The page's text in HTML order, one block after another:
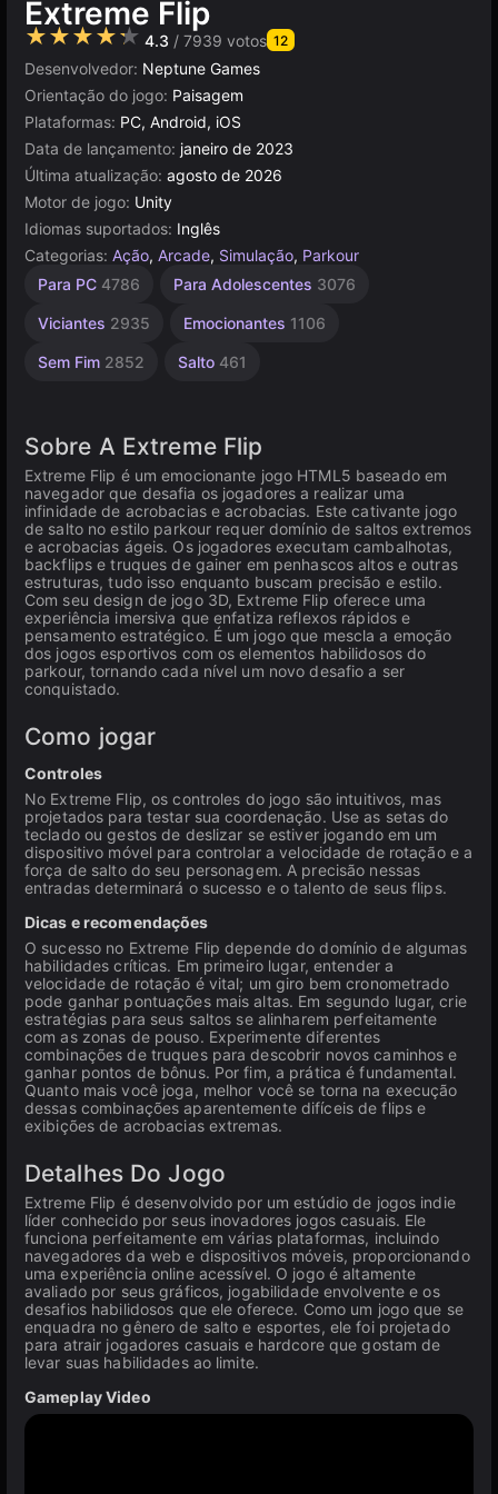
Extreme Flip
★★★★★ 4.3 / 7939 votos 12
Desenvolvedor: Neptune Games
Orientação do jogo: Paisagem
Plataformas: PC, Android, iOS
Data de lançamento: janeiro de 2023
Última atualização: agosto de 2026
Motor de jogo: Unity
Idiomas suportados: Inglês
Categorias: Ação, Arcade, Simulação, Parkour
Para PC 4786 Para Adolescentes 3076
Viciantes 2935 Emocionantes 1106
Sem Fim 2852 Salto 461
Agilidade
Mesa e
5172
De 1
4125
IndieAlta
3571
Simples
Navegador
Unity
3177
Sobre A Extreme Flip
Extreme Flip é um emocionante jogo HTML5 baseado em
navegador que desafia os jogadores a realizar uma
infinidade de acrobacias e acrobacias. Este cativante jogo
de salto no estilo parkour requer domínio de saltos extremos
e acrobacias ágeis. Os jogadores executam cambalhotas,
backflips e truques de gainer em penhascos altos e outras
estruturas, tudo isso enquanto buscam precisão e estilo.
Com seu design de jogo 3D, Extreme Flip oferece uma
experiência imersiva que enfatiza reflexos rápidos e
pensamento estratégico. É um jogo que mescla a emoção
dos jogos esportivos com os elementos habilidosos do
parkour, tornando cada nível um novo desafio a ser
conquistado.
Como jogar
Controles
No Extreme Flip, os controles do jogo são intuitivos, mas
projetados para testar sua coordenação. Use as setas do
teclado ou gestos de deslizar se estiver jogando em um
dispositivo móvel para controlar a velocidade de rotação e a
força de salto do seu personagem. A precisão nessas
entradas determinará o sucesso e o talento de seus flips.
Dicas e recomendações
O sucesso no Extreme Flip depende do domínio de algumas
habilidades críticas. Em primeiro lugar, entender a
velocidade de rotação é vital; um giro bem cronometrado
pode ganhar pontuações mais altas. Em segundo lugar, crie
estratégias para seus saltos se alinharem perfeitamente
com as zonas de pouso. Experimente diferentes
combinações de truques para descobrir novos caminhos e
ganhar pontos de bônus. Por fim, a prática é fundamental.
Quanto mais você joga, melhor você se torna na execução
dessas combinações aparentemente difíceis de flips e
exibições de acrobacias extremas.
Detalhes Do Jogo
Extreme Flip é desenvolvido por um estúdio de jogos indie
líder conhecido por seus inovadores jogos casuais. Ele
funciona perfeitamente em várias plataformas, incluindo
navegadores da web e dispositivos móveis, proporcionando
uma experiência online acessível. O jogo é altamente
avaliado por seus gráficos, jogabilidade envolvente e os
desafios habilidosos que ele oferece. Como um jogo que se
enquadra no gênero de salto e esportes, ele foi projetado
para atrair jogadores casuais e hardcore que gostam de
levar suas habilidades ao limite.
Gameplay Video